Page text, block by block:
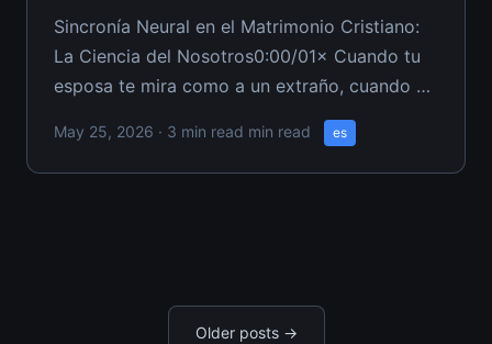
Sincronía Neural en el Matrimonio Cristiano:
La Ciencia del Nosotros0:00/01× Cuando tu
esposa te mira como a un extraño, cuando el
'nosotros' que alguna vez se sintió
inquebrantable se ha destrozado en 'yo
contra ti', estás presenciando el colapso de
May 25, 2026 · 3 min read min read es
Older posts →